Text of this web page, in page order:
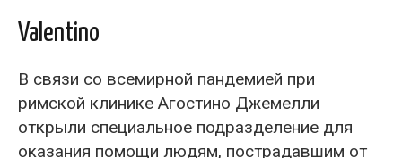
Valentino
В связи со всемирной пандемией при
римской клинике Агостино Джемелли
открыли специальное подразделение для
оказания помощи людям, пострадавшим от